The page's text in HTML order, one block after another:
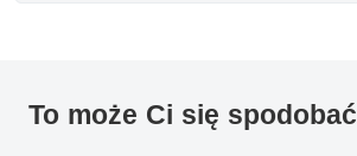
To może Ci się spodobać